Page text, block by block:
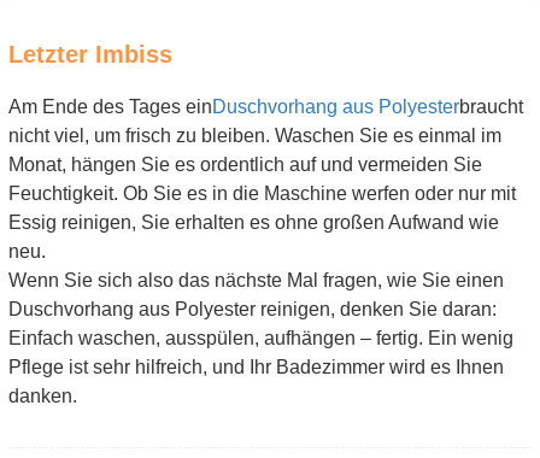
Letzter Imbiss
Am Ende des Tages einDuschvorhang aus Polyesterbraucht
nicht viel, um frisch zu bleiben. Waschen Sie es einmal im
Monat, hängen Sie es ordentlich auf und vermeiden Sie
Feuchtigkeit. Ob Sie es in die Maschine werfen oder nur mit
Essig reinigen, Sie erhalten es ohne großen Aufwand wie
neu.
Wenn Sie sich also das nächste Mal fragen, wie Sie einen
Duschvorhang aus Polyester reinigen, denken Sie daran:
Einfach waschen, ausspülen, aufhängen – fertig. Ein wenig
Pflege ist sehr hilfreich, und Ihr Badezimmer wird es Ihnen
danken.